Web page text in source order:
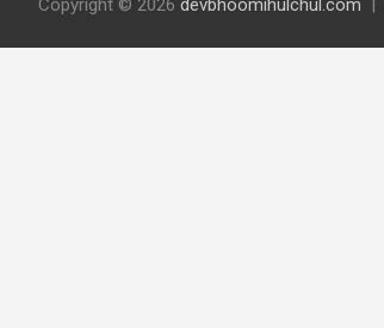
Copyright © 2026 devbhoomihulchul.com